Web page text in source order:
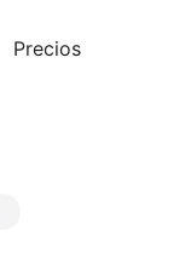
Precios